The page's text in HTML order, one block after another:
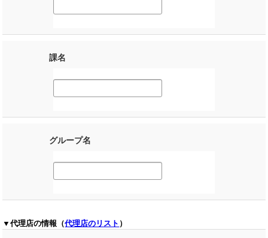
課名
グループ名
▼代理店の情報（代理店のリスト ）